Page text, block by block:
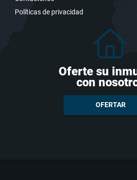
Políticas de privacidad
Oferte su
con
OFERTAR